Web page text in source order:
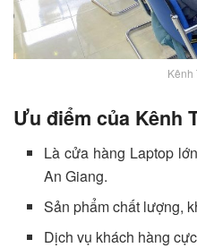
Kênh
Ưu điểm của Kênh
Là cửa hàng Laptop
An Giang.
Sản phẩm chất lượng,
Dịch vụ khách hàng